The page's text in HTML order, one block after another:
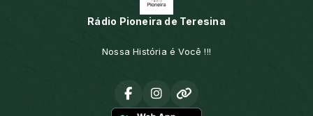
Rádio Pioneira de Teresina
Nossa História é Você !!!